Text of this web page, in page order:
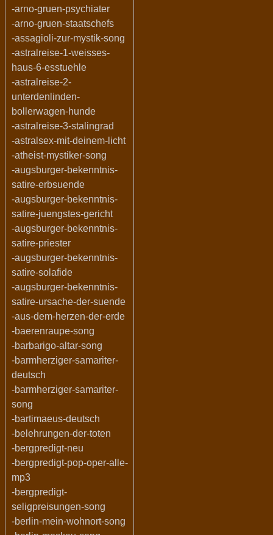
-arno-gruen-psychiater
-arno-gruen-staatschefs
-assagioli-zur-mystik-song
-astralreise-1-weisses-
haus-6-esstuehle
-astralreise-2-
unterdenlinden-
bollerwagen-hunde
-astralreise-3-stalingrad
-astralsex-mit-deinem-licht
-atheist-mystiker-song
-augsburger-bekenntnis-
satire-erbsuende
-augsburger-bekenntnis-
satire-juengstes-gericht
-augsburger-bekenntnis-
satire-priester
-augsburger-bekenntnis-
satire-solafide
-augsburger-bekenntnis-
satire-ursache-der-suende
-aus-dem-herzen-der-erde
-baerenraupe-song
-barbarigo-altar-song
-barmherziger-samariter-
deutsch
-barmherziger-samariter-
song
-bartimaeus-deutsch
-belehrungen-der-toten
-bergpredigt-neu
-bergpredigt-pop-oper-alle-
mp3
-bergpredigt-
seligpreisungen-song
-berlin-mein-wohnort-song